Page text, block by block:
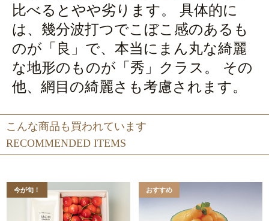
比べるとやや劣ります。 具体的に
は、幾分波打つでこぼこ感のあるも
のが「良」で、本当にまん丸な綺麗
な地形のものが「秀」クラス。 その
他、網目の綺麗さも考慮されます。
RECOMMENDED ITEMS
こんな商品も買われています